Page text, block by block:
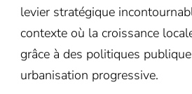
levier stratégique
contexte où la croissance
grâce à des politiques
urbanisation progressive.